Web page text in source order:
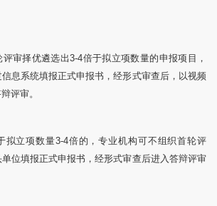
审择优遴选出3-4倍于拟立项数量的申报项目，
息系统填报正式申报书，经形式审查后，以视频
评审。
拟立项数量3-4倍的，专业机构可不组织首轮评
位填报正式申报书，经形式审查后进入答辩评审